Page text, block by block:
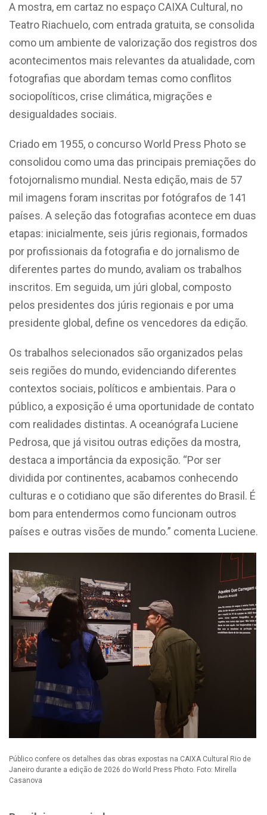
A mostra, em cartaz no espaço CAIXA Cultural, no
Teatro Riachuelo, com entrada gratuita, se consolida
como um ambiente de valorização dos registros dos
acontecimentos mais relevantes da atualidade, com
fotografias que abordam temas como conflitos
sociopolíticos, crise climática, migrações e
desigualdades sociais.
Criado em 1955, o concurso World Press Photo se
consolidou como uma das principais premiações do
fotojornalismo mundial. Nesta edição, mais de 57
mil imagens foram inscritas por fotógrafos de 141
países. A seleção das fotografias acontece em duas
etapas: inicialmente, seis júris regionais, formados
por profissionais da fotografia e do jornalismo de
diferentes partes do mundo, avaliam os trabalhos
inscritos. Em seguida, um júri global, composto
pelos presidentes dos júris regionais e por uma
presidente global, define os vencedores da edição.
Os trabalhos selecionados são organizados pelas
seis regiões do mundo, evidenciando diferentes
contextos sociais, políticos e ambientais. Para o
público, a exposição é uma oportunidade de contato
com realidades distintas. A oceanógrafa Luciene
Pedrosa, que já visitou outras edições da mostra,
destaca a importância da exposição. “Por ser
dividida por continentes, acabamos conhecendo
culturas e o cotidiano que são diferentes do Brasil. É
bom para entendermos como funcionam outros
países e outras visões de mundo.” comenta Luciene.
Público confere os detalhes das obras expostas na CAIXA Cultural Rio de
Janeiro durante a edição de 2026 do World Press Photo. Foto: Mirella
Casanova